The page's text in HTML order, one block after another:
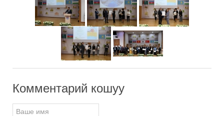
Комментарий кошуу